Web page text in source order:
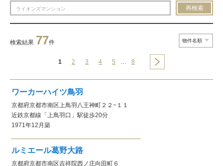
再検索
検索結果 77件
1 2 3 4 5 … 8
ワーカーハイツ鳥羽
京都府京都市南区上鳥羽八王神町２２−１１
近鉄京都線 「上鳥羽口」駅徒歩20分
1971年12月 築
ルミエール葛野大路
京都府京都市南区吉祥院西ノ庄向田町６